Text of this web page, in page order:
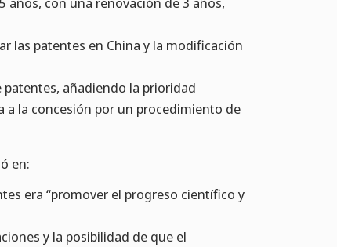
las patentes en China y la modificación
añadiendo la prioridad
la concesión por un procedimiento de
en:
era “promover el progreso científico y
y la posibilidad de que el